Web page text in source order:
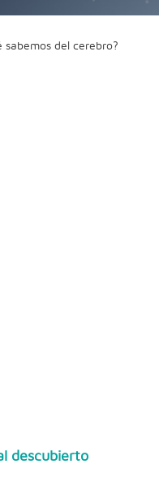
del cerebro?
descubierto